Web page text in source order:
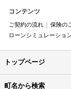
コンテンツ
ご契約の流れ 保険の
ローンシミュレーショ
トップページ
町名から検索